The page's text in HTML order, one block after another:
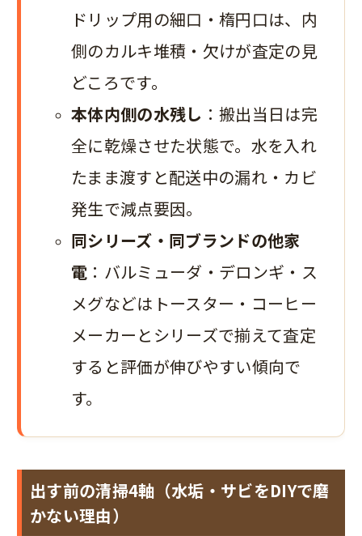
ドリップ用の細口・楕円口は、内
側のカルキ堆積・欠けが査定の見
どころです。
本体内側の水残し ：搬出当日は完
全に乾燥させた状態で。水を入れ
たまま渡すと配送中の漏れ・カビ
発生で減点要因。
同シリーズ・同ブランドの他家
電 ：バルミューダ・デロンギ・ス
メグなどはトースター・コーヒー
メーカーとシリーズで揃えて査定
すると評価が伸びやすい傾向で
す。
出す前の清掃4軸（水垢・サビをDIYで磨
かない理由）